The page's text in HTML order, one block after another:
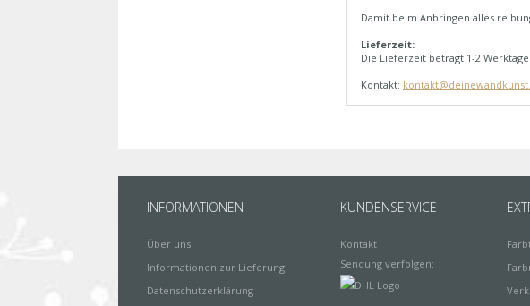
Damit beim Anbringen alles
Lieferzeit:
Die Lieferzeit beträgt 1-2
Kontakt:
INFORMATIONEN
Über uns
Informationen zur Lieferung
Datenschutzerklärung
KUNDENSERVICE
Kontakt
Sendung verfolgen: